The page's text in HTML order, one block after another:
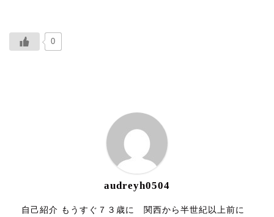
0
audreyh0504
自己紹介 もうすぐ７３歳に 関西から半世紀以上前に